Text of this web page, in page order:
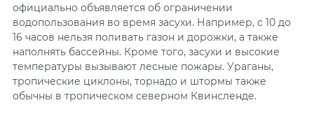
официально объявляется об ограничении
водопользования во время засухи. Например, с 10 до
16 часов нельзя поливать газон и дорожки, а также
наполнять бассейны. Кроме того, засухи и высокие
температуры вызывают лесные пожары. Ураганы,
тропические циклоны, торнадо и штормы также
обычны в тропическом северном Квинсленде.